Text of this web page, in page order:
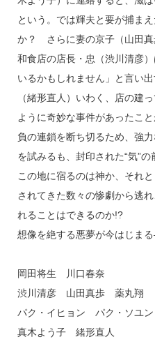
という。では輝夫と要が捕ま
か？ さらに妻の京子（山田真
和食店の店長・忠（渋川清彦
いるかもしれません」と言い
（緒形直人）いわく、店の建
ように奇妙な事件があったこと
負の連鎖を断ち切るため、強
を試みるも、封印された“気”の
この地に宿るのは神か、それ
されてきた数々の惨劇から逃
れることはできるのか!?
想像を絶する悪夢が今はじま
岡田将生 川口春奈
渋川清彦 山田真歩 薬丸翔
パク・イヒョン パク・ソユ
真木よう子 緒形直人